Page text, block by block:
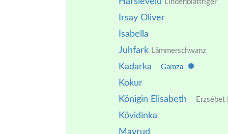
Lindenblättriger
Irsay Oliver
Isabella
Juhfark Lämmerschwanz
Kadarka Gamza
Kokur
Königin Elisabeth
Kövidinka
Mavrud